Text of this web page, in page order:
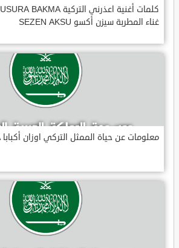
غناء المطربة سيزن أكسو SEZEN AKSU
معلومات عن حياة الممثل التركي اوزان أكبابا OZAN AKBABA